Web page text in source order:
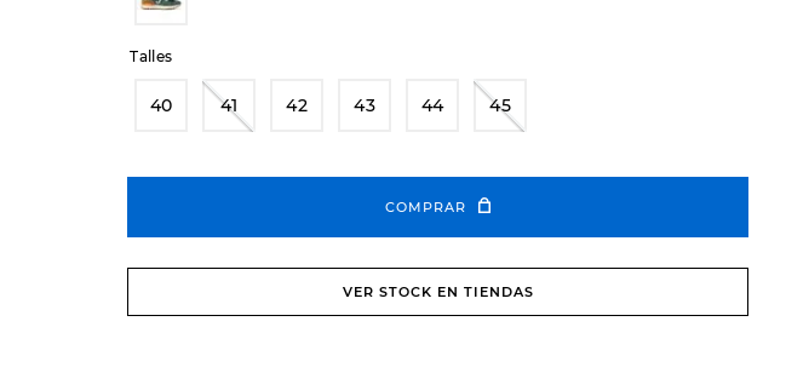
Talles
40 41 42 43 44 45
COMPRAR
VER STOCK EN TIENDAS